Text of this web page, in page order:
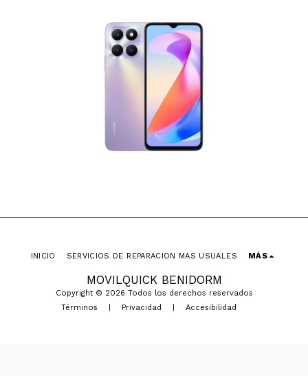
MOVILQUICK BENIDORM
Copyright © 2026 Todos los derechos reservados
Términos
Privacidad Accesibilidad
INICIO SERVICIOS DE REPARACION MAS USUALES MÁS